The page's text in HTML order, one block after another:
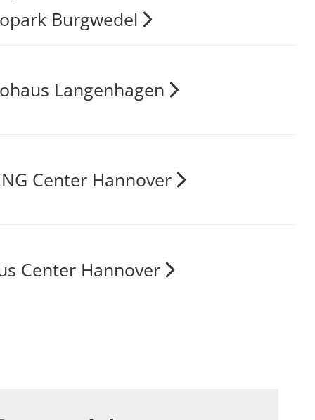
Burgwedel
Langenhagen
Center Hannover
Center Hannover